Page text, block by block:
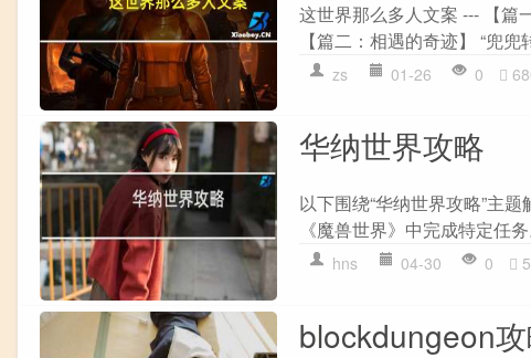
这世界那么多人文案 --- 【篇
【篇二：相遇的奇迹】 “兜兜
zs 01-26 0
华纳世界攻略
以下围绕“华纳世界攻略”主
《魔兽世界》中完成特定任
hns 04-30 0
blockdungeon